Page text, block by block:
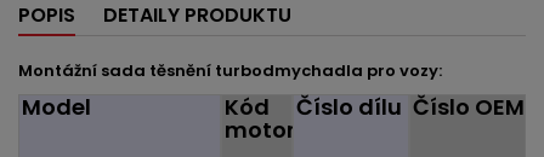
POPIS DETAILY PRODUKTU
Montážní sada těsnění turbodmychadla pro vozy:
Model Kód
motoru
Číslo dílu Číslo OEM